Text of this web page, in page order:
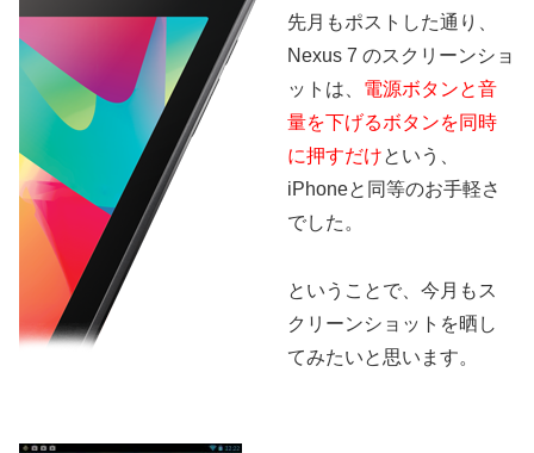
先月もポストした通り、
Nexus 7 のスクリーンショ
ットは、 電源ボタンと音
量を下げるボタンを同時
に押すだけという、
iPhoneと同等のお手軽さ
でした。
ということで、今月もス
クリーンショットを晒し
てみたいと思います。